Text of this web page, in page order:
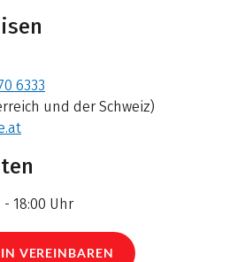
6333
und der Schweiz)
- 18:00 Uhr
VEREINBAREN